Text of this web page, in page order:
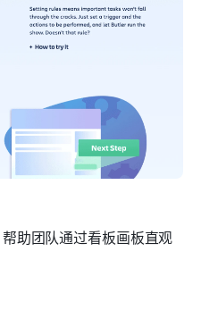
助团队通过看板画板直观